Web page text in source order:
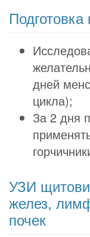
дней
цикла);
За 2 дня
УЗИ
желез,
почек